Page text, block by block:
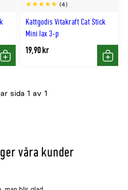
Köp
Kattgodis Vitakraft Cat Stick
Mini lax 3-p
(4)
19,90 kr
Köp
sida 1 av 1
våra kunder